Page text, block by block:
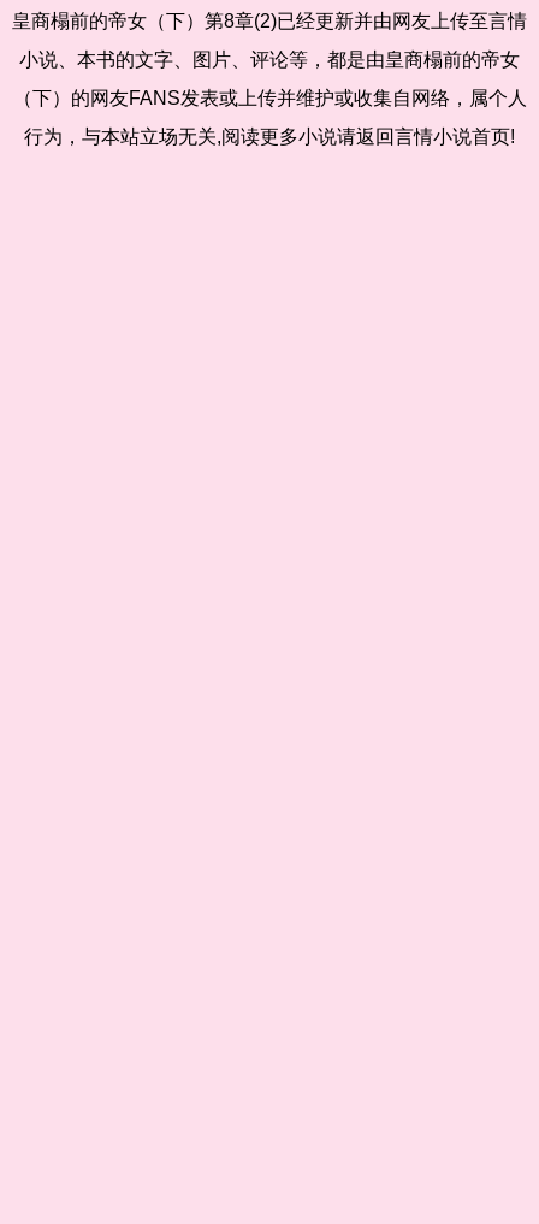
皇商榻前的帝女（下）第8章(2)已经更新并由网友上传至言情
小说、本书的文字、图片、评论等，都是由皇商榻前的帝女
（下）的网友FANS发表或上传并维护或收集自网络，属个人
行为，与本站立场无关,阅读更多小说请返回言情小说首页!